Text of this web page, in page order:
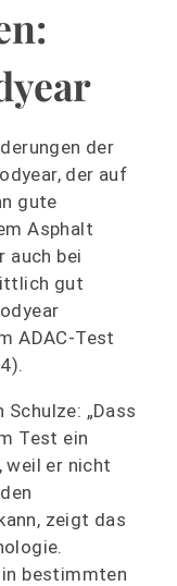
der
der auf
gute
Asphalt
auch bei
gut
ADAC-Test
„Dass
Test ein
weil er nicht
zeigt das
bestimmten